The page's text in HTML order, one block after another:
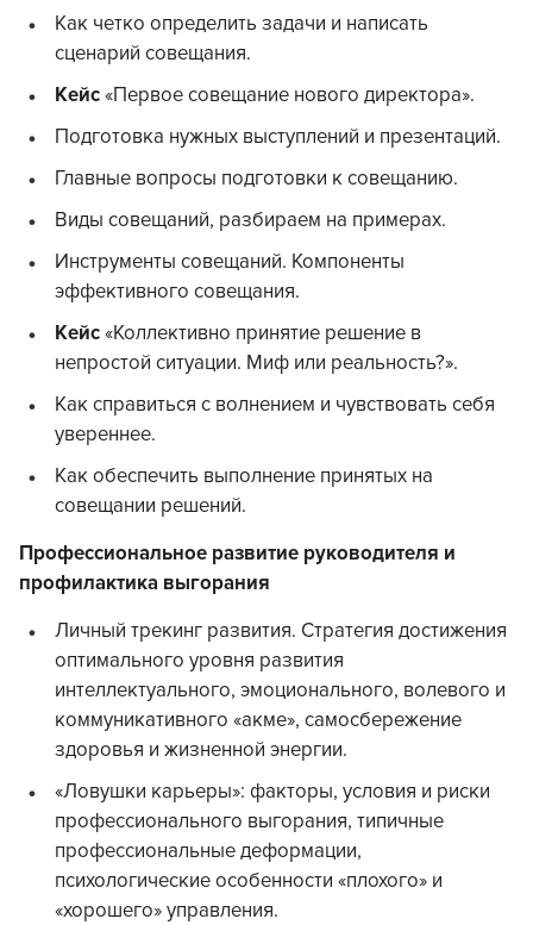
Как четко определить задачи и написать
сценарий совещания.
Кейс «Первое совещание нового директора».
Подготовка нужных выступлений и презентаций.
Главные вопросы подготовки к совещанию.
Виды совещаний, разбираем на примерах.
Инструменты совещаний. Компоненты
эффективного совещания.
Кейс «Коллективно принятие решение в
непростой ситуации. Миф или реальность?».
Как справиться с волнением и чувствовать себя
увереннее.
Как обеспечить выполнение принятых на
совещании решений.
Профессиональное развитие руководителя и
профилактика выгорания
Личный трекинг развития. Стратегия достижения
оптимального уровня развития
интеллектуального, эмоционального, волевого и
коммуникативного «акме», самосбережение
здоровья и жизненной энергии.
«Ловушки карьеры»: факторы, условия и риски
профессионального выгорания, типичные
профессиональные деформации,
психологические особенности «плохого» и
«хорошего» управления.